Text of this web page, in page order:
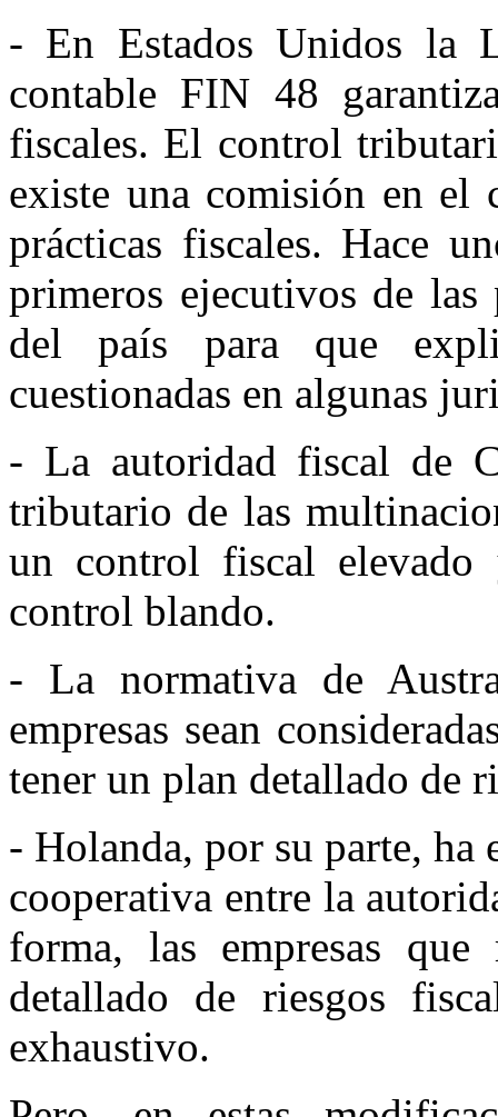
- En Estados Unidos la
contable FIN 48
fiscales. El control
existe una comisión en el
prácticas fiscales. Hace
primeros ejecutivos de las
del país para que
cuestionadas en algunas
- La autoridad fiscal de
tributario de las
un control fiscal elevado
control blando.
- La normativa de
empresas sean
tener un plan detallado de
- Holanda, por su parte, ha
cooperativa entre la
forma, las empresas
detallado de riesgos
exhaustivo.